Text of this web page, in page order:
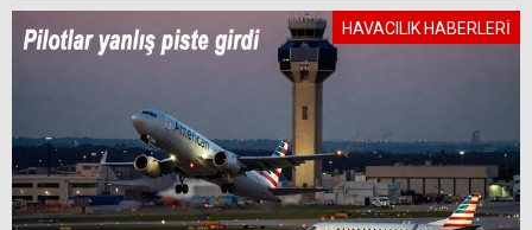
HAVACILIK HABERLERİ